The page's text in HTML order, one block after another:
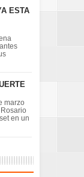
ESTA
marzo
en un